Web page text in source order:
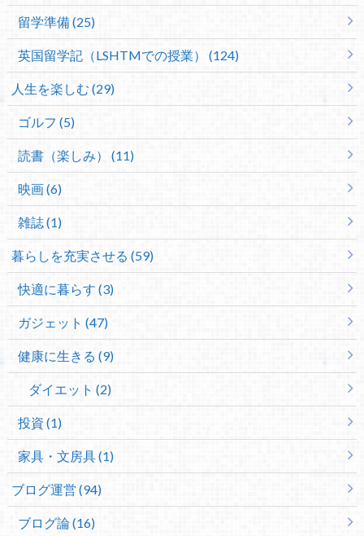
留学準備 (25)
英国留学記（LSHTMでの授業） (124)
人生を楽しむ (29)
ゴルフ (5)
読書（楽しみ） (11)
映画 (6)
雑誌 (1)
暮らしを充実させる (59)
快適に暮らす (3)
ガジェット (47)
健康に生きる (9)
ダイエット (2)
投資 (1)
家具・文房具 (1)
ブログ運営 (94)
ブログ論 (16)